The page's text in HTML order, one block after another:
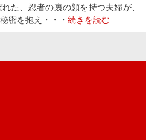
た、忍者の裏の顔を持つ夫婦が、
密を抱え・・・ 続きを読む